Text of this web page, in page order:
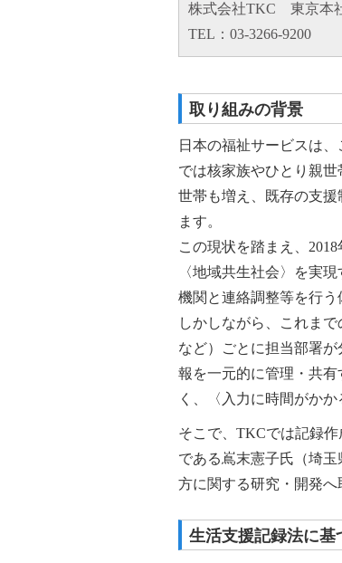
株式会社TKC 東京本
TEL：03-3266-9200
取り組みの背景
日本の福祉サービスは
では核家族やひとり親
世帯も増え、既存の支
ます。
この現状を踏まえ、
〈地域共生社会〉を実
機関と連絡調整等を行
しかしながら、これま
など）ごとに担当部署
報を一元的に管理・共
く、〈入力に時間がか
そこで、TKCでは記録
である嶌末憲子氏（埼
方に関する研究・開発へ
生活支援記録法に基